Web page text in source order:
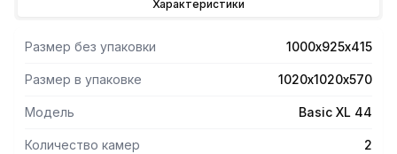
огнеупорного камня. Изоляция из высушенной
минеральной ваты. Армированные нагревательные
Характеристики
Размер без упаковки 1000х925х415
Размер в упаковке 1020х1020х570
Модель Basic XL 44
Количество камер 2